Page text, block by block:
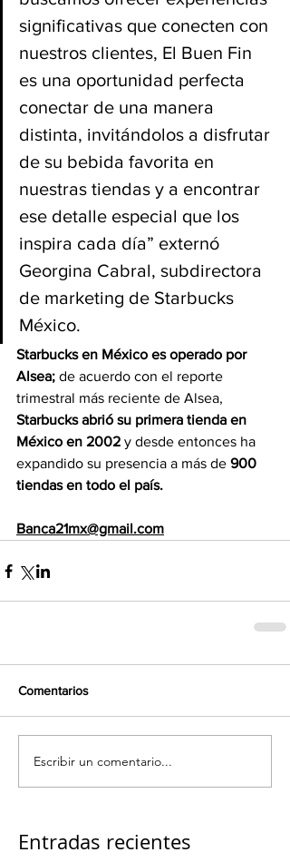
significativas que conecten con
nuestros clientes, El Buen Fin
es una oportunidad perfecta
conectar de una manera
distinta, invitándolos a disfrutar
de su bebida favorita en
nuestras tiendas y a encontrar
ese detalle especial que los
inspira cada día” externó
Georgina Cabral, subdirectora
de marketing de Starbucks
México.
Starbucks en México es operado por
Alsea; de acuerdo con el reporte
trimestral más reciente de Alsea,
Starbucks abrió su primera tienda en
México en 2002 y desde entonces ha
expandido su presencia a más de 900
tiendas en todo el país.
Banca21mx@gmail.com
Comentarios
Escribir un comentario...
Entradas recientes